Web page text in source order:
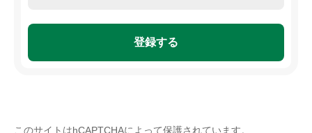
このサイトはhCAPTCHAによって保護されています。